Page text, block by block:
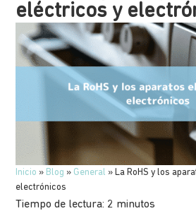
eléctricos y
Inicio » Blog » General » La RoHS y los
electrónicos
Tiempo de lectura: 2 minutos